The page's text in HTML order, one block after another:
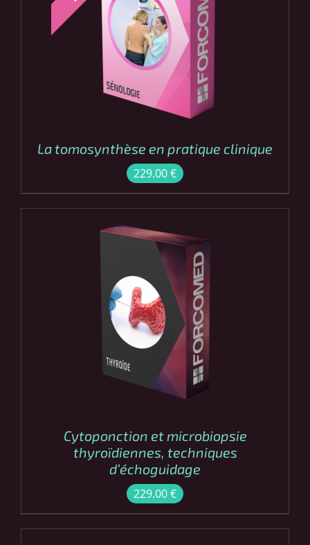
COMMANDER /
DÉTAILS
La tomosynthèse en pratique clinique
229.00€
COMMANDER
DÉTAILS
Cytoponction et microbiopsie
thyroïdiennes, techniques
d’échoguidage
229.00€